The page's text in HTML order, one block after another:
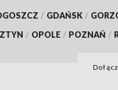
/ GDAŃSK /
/ OPOLE / POZNAŃ /